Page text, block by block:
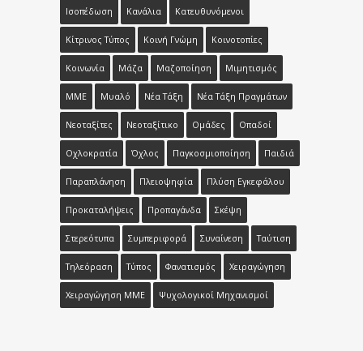
Ισοπέδωση Κανάλια Κατευθυνόμενοι
Κίτρινος Τύπος Κοινή Γνώμη Κοινοτοπίες
Κοινωνία Μάζα Μαζοποίηση Μιμητισμός
ΜΜΕ Μυαλό Νέα Τάξη Νέα Τάξη Πραγμάτων
Νεοταξίτες Νεοταξίτικο Ομάδες Οπαδοί
Οχλοκρατία Όχλος Παγκοσμιοποίηση Παιδιά
Παραπλάνηση Πλειοψηφία Πλύση Εγκεφάλου
Προκαταλήψεις Προπαγάνδα Σκέψη
Στερεότυπα Συμπεριφορά Συναίνεση Ταύτιση
Τηλεόραση Τύπος Φανατισμός Χειραγώγηση
Χειραγώγηση ΜΜΕ Ψυχολογικοί Μηχανισμοί